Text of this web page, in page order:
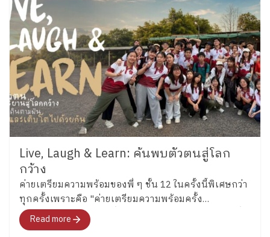
Live, Laugh & Learn: ค้นพบตัวตนสู่โลก
กว้าง
ค่ายเตรียมความพร้อมของพี่ ๆ ชั้น 12 ในครั้งนี้พิเศษกว่า
ทุกครั้งเพราะคือ "ค่ายเตรียมความพร้อมครั้ง
สุดท้าย"สำหรับอนาคตที่พวกเขากำลังจะก้าวไปเผชิญที่
จะพาทุกคนไปสำรวจอารมณ์ ความรู้สึก และค้นหาคำ
Read more